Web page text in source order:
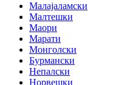
Малајаламски
Малтешки
Маори
Марати
Монголски
Бурмански
Непалски
Норвешки